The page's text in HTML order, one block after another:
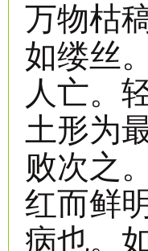
万物枯
如缕丝
人亡。
土形为
败次之
红而鲜
病也。